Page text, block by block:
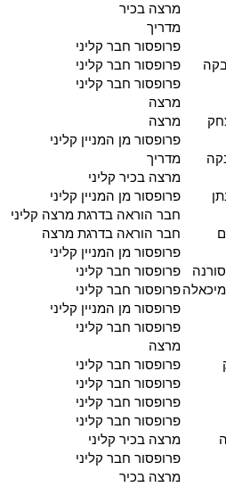
מרצה בכיר
מדריך
פרופסור חבר קליני
פרופסור חבר קליני
פרופסור חבר קליני
מרצה
מרצה
פרופסור מן המניין קליני
מדריך
מרצה בכיר קליני
פרופסור מן המניין קליני
חבר הוראה בדרגת מרצה קליני
חבר הוראה בדרגת מרצה
פרופסור מן המניין קליני
פרופסור חבר קליני
פרופסור חבר קליני
פרופסור מן המניין קליני
פרופסור חבר קליני
מרצה
פרופסור חבר קליני
פרופסור חבר קליני
פרופסור חבר קליני
פרופסור חבר קליני
מרצה בכיר קליני
פרופסור חבר קליני
מרצה בכיר